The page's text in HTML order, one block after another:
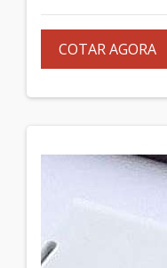
COTAR AGORA